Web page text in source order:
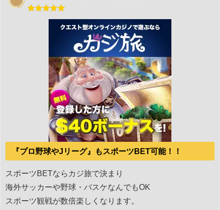
『プロ野球やJリーグ』もスポーツBET可能！！
スポーツBETならカジ旅で決まり
海外サッカーや野球・バスケなんでもOK
スポーツ観戦が数倍楽しくなります。